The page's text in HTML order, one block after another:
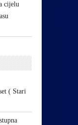
cijelu
( Stari